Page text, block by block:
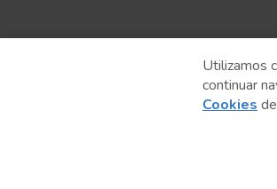
Utilizamos
continuar
Cookies